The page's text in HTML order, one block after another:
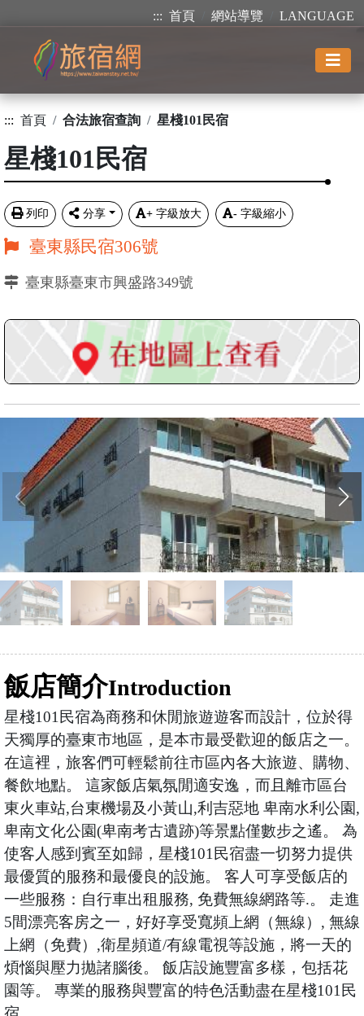
::: 首頁 網站導覽 LANGUAGE
::: 首頁 合法旅宿查詢 星棧101民宿
星棧101民宿
列印 分享 + 字級放大 - 字級縮小
臺東縣民宿306號
臺東縣臺東市興盛路349號
飯店簡介Introduction
星棧101民宿為商務和休閒旅遊遊客而設計，位於得
天獨厚的臺東市地區，是本市最受歡迎的飯店之一。
在這裡，旅客們可輕鬆前往市區內各大旅遊、購物、
餐飲地點。 這家飯店氣氛閒適安逸，而且離市區台
東火車站,台東機場及小黃山,利吉惡地 卑南水利公園,
卑南文化公園(卑南考古遺跡)等景點僅數步之遙。 為
使客人感到賓至如歸，星棧101民宿盡一切努力提供
最優質的服務和最優良的設施。 客人可享受飯店的
一些服務：自行車出租服務, 免費無線網路等.。 走進
5間漂亮客房之一，好好享受寬頻上網（無線）, 無線
上網（免費）,衛星頻道/有線電視等設施，將一天的
煩惱與壓力拋諸腦後。 飯店設施豐富多樣，包括花
園等。 專業的服務與豐富的特色活動盡在星棧101民